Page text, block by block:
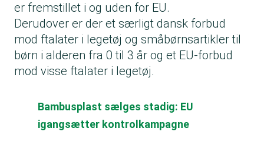
er fremstillet i og uden for EU.
Derudover er der et særligt dansk forbud
mod ftalater i legetøj og småbørnsartikler til
børn i alderen fra 0 til 3 år og et EU-forbud
mod visse ftalater i legetøj.
Bambusplast sælges stadig: EU
igangsætter kontrolkampagne